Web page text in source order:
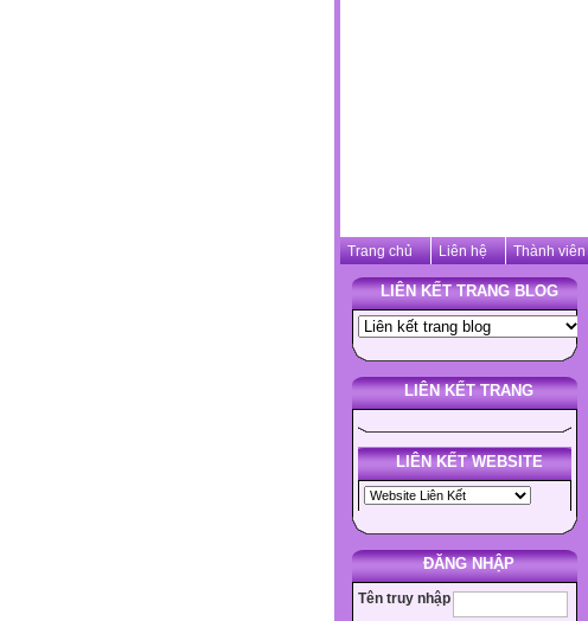
Trang chủ Liên hệ Thành viên
LIÊN KẾT TRANG BLOG
LIÊN KẾT TRANG
LIÊN KẾT WEBSITE
ĐĂNG NHẬP
Tên truy nhập